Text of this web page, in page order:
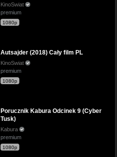
KinoSwiat
premium
1080p
Autsajder (2018) Cały film PL
KinoSwiat
premium
1080p
Porucznik Kabura Odcinek 9 (Cyber
Tusk)
Kabura
premium
1080p